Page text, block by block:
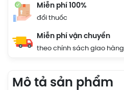
Miễn phí 100%
đổi thuốc
Miễn phí vận chuyển
theo chính sách giao hàng
Mô tả sản phẩm